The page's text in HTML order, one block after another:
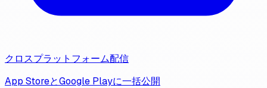
クロスプラットフォーム配信
App StoreとGoogle Playに一括公開